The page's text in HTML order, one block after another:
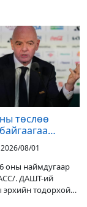
төслөө
мэдэгдэв
2026/08/01
оны наймдугаар
. ДАШТ-ий
тодорхой